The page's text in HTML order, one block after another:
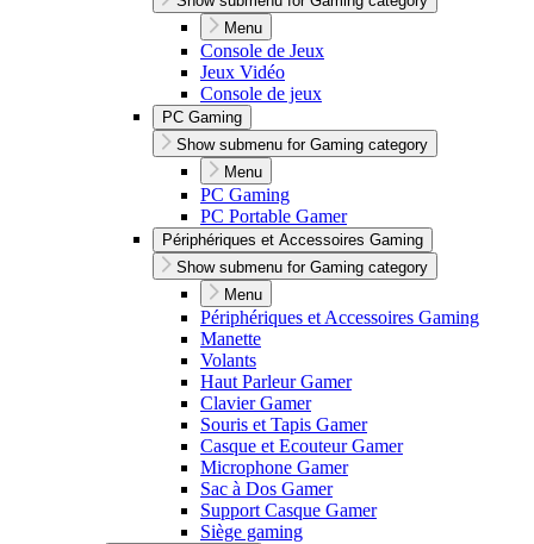
Menu
Console de Jeux
Jeux Vidéo
Console de jeux
PC Gaming
Show submenu for Gaming category
Menu
PC Gaming
PC Portable Gamer
Périphériques et Accessoires Gaming
Show submenu for Gaming category
Menu
Périphériques et Accessoires Gaming
Manette
Volants
Haut Parleur Gamer
Clavier Gamer
Souris et Tapis Gamer
Casque et Ecouteur Gamer
Microphone Gamer
Sac à Dos Gamer
Support Casque Gamer
Siège gaming